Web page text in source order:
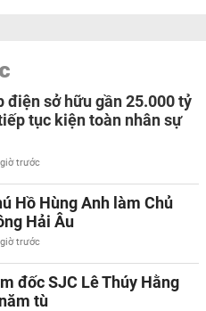
điện sở hữu gần 25.000 tỷ
tục kiện toàn nhân sự
trước
Hồ Hùng Anh làm Chủ
Hải Âu
trước
đốc SJC Lê Thúy Hằng
tù